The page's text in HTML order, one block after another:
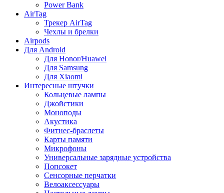
Power Bank
AirTag
Трекер AirTag
Чехлы и брелки
Airpods
Для Android
Для Honor/Huawei
Для Samsung
Для Xiaomi
Интересные штучки
Кольцевые лампы
Джойстики
Моноподы
Акустика
Фитнес-браслеты
Карты памяти
Микрофоны
Универсальные зарядные устройства
Попсокет
Сенсорные перчатки
Велоаксессуары